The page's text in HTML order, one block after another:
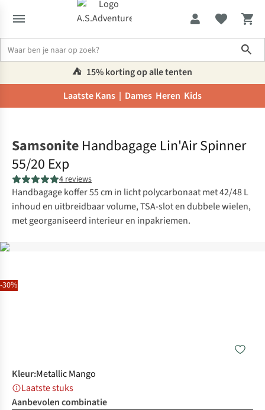
⛺️ 15% korting op alle tenten
Laatste Kans | Dames Heren Kids
-30%
Samsonite Handbagage Lin'Air Spinner
55/20 Exp
4 reviews
Handbagage koffer 55 cm in licht polycarbonaat met 42/48 L
inhoud en uitbreidbaar volume, TSA-slot en dubbele wielen,
met georganiseerd interieur en inpakriemen.
Kleur:Metallic Mango
Laatste stuks
Aanbevolen combinatie